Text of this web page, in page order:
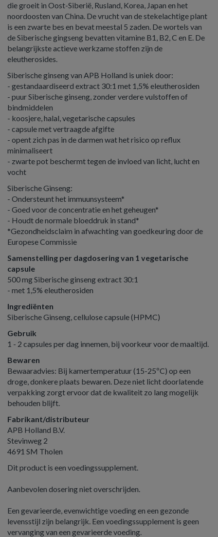
die groeit in Oost-Siberië, Rusland, Korea, Japan en het
noordoosten van China. De vrucht van de stekelachtige plant
is een zwarte bes en bevat meestal 5 zaden. De wortels van
de Siberische gingseng bevatten vitamine B1, B2, C en E. De
belangrijkste actieve werkzame stoffen zijn de
eleutherosides.
Siberische ginseng van APB Holland is uniek door:
- gestandaardiseerd extract 30:1 met 1,5% eleutherosiden
- puur Siberische ginseng, zonder verdere vulstoffen of
bindmiddelen
- koosjere, halal, vegetarische capsules
- capsule met vertraagde afgifte
- opent zich pas in de darmen wat het risico op reflux
minimaliseert
- zwarte pot beschermt tegen de invloed van licht, lucht en
vocht
Siberische Ginseng:
- Ondersteunt het immuunsysteem*
- Goed voor de concentratie en het geheugen*
- Houdt de normale bloeddruk in stand*
*Gezondheidsclaim in afwachting van goedkeuring door de
Europese Commissie
Samenstelling per dagdosering van 1 vegetarische
capsule
500 mg Siberische ginseng extract 30:1
- met 1,5% eleutherosiden
Ingrediënten
Siberische Ginseng, cellulose capsule (HPMC)
Gebruik
1 - 2 capsules per dag innemen, bij voorkeur voor de maaltijd.
Bewaren
Bewaaradvies: Bij kamertemperatuur (15-25ºC) op een
droge, donkere plaats bewaren. Deze niet licht doorlatende
verpakking zorgt ervoor dat de kwaliteit zo lang mogelijk
behouden blijft.
Fabrikant/distributeur
APB Holland B.V.
Stevinweg 2
4691 SM Tholen
Dit product is een voedingssupplement.
Aanbevolen dosering niet overschrijden.
Een gevarieerde, evenwichtige voeding en een gezonde
levensstijl zijn belangrijk. Een voedingssupplement is geen
vervanging van een gevarieerde voeding.